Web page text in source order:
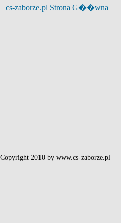
cs-zaborze.pl Strona G��wna
Copyright 2010 by www.cs-zaborze.pl